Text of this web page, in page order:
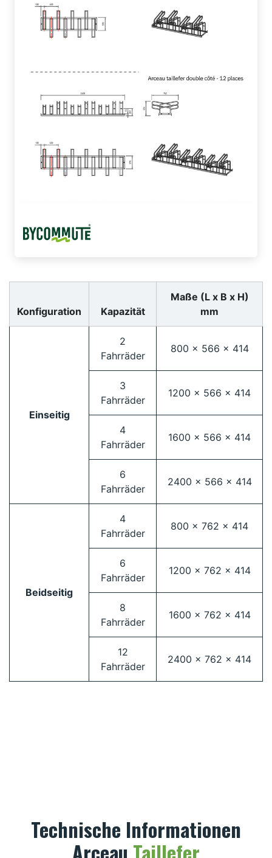
Konfiguration Kapazität
Maße (L x B x H)
mm
Einseitig
2
Fahrräder
800 x 566 x 414
3
Fahrräder
1200 x 566 x 414
4
Fahrräder
1600 x 566 x 414
6
Fahrräder
2400 x 566 x 414
Beidseitig
4
Fahrräder
800 x 762 x 414
6
Fahrräder
1200 x 762 x 414
8
Fahrräder
1600 x 762 x 414
12
Fahrräder
2400 x 762 x 414
Technische Informationen
Arceau Taillefer